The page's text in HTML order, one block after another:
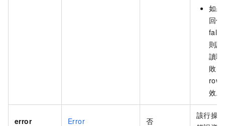
如
回
則
讀
敗，
row
效。
error Error 否
該行操